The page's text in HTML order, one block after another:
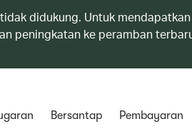
didukung. Untuk
peningkatan ke peramban
Bersantap Pembayaran